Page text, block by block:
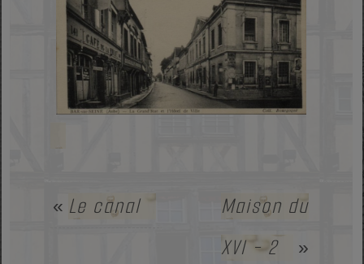
« Le canal
Maison du
XVI - 2
»